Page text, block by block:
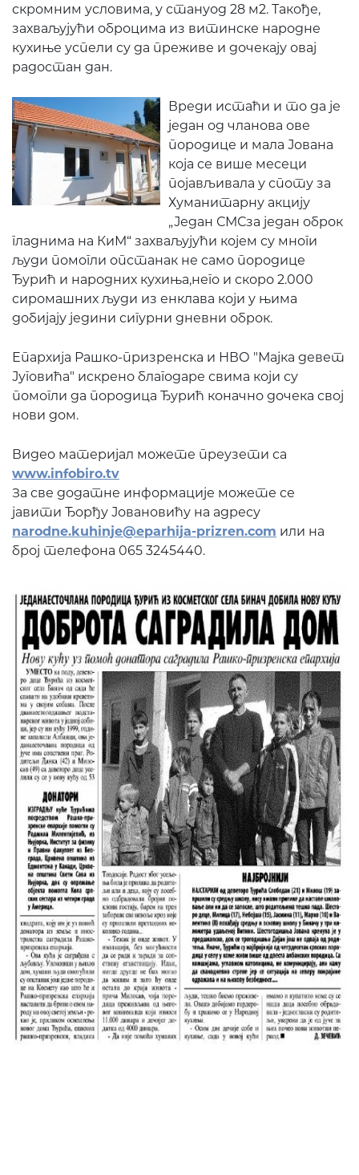
скромним условима, у стануод 28 м2. Такође,
захваљујући оброцима из витинске народне
кухиње успели су да преживе и дочекају овај
радостан дан.
Вреди истаћи и то да је
један од чланова ове
породице и мала Јована
која се више месеци
појављивала у споту за
Хуманитарну акцију
„Један СМСза један оброк
гладнима на КиМ“ захваљујући којем су многи
људи помогли опстанак не само породице
Ђурић и народних кухиња,него и скоро 2.000
сиромашних људи из енклава који у њима
добијају једини сигурни дневни оброк.
Епархија Рашко-призренска и НВО "Мајка девет
Југовића" искрено благодаре свима који су
помогли да породица Ђурић коначно дочека свој
нови дом.
Видео материјал можете преузети са
www.infobiro.tv
За све додатне информације можете се
јавити Ђорђу Јовановићу на адресу
narodne.kuhinje@eparhija-prizren.com или на
број телефона 065 3245440.